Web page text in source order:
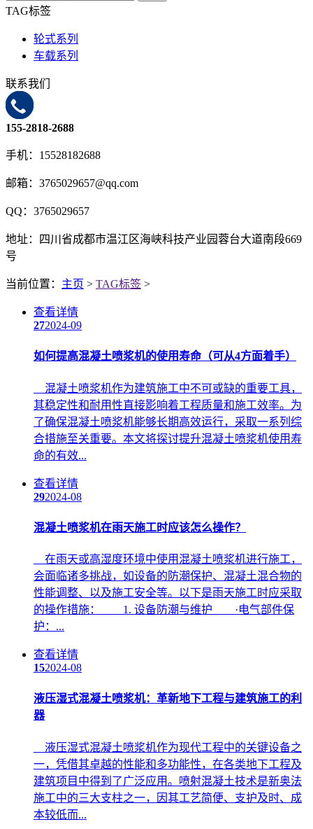
TAG标签
轮式系列
车载系列
联系我们
155-2818-2688
手机：15528182688
邮箱：3765029657@qq.com
QQ：3765029657
地址：四川省成都市温江区海峡科技产业园蓉台大道南段669
号
当前位置： 主页 > TAG标签 >
查看详情
272024-09
如何提高混凝土喷浆机的使用寿命（可从4方面着手）
混凝土喷浆机作为建筑施工中不可或缺的重要工具，
其稳定性和耐用性直接影响着工程质量和施工效率。为
了确保混凝土喷浆机能够长期高效运行，采取一系列综
合措施至关重要。本文将探讨提升混凝土喷浆机使用寿
命的有效...
查看详情
292024-08
混凝土喷浆机在雨天施工时应该怎么操作？
在雨天或高湿度环境中使用混凝土喷浆机进行施工，
会面临诸多挑战，如设备的防潮保护、混凝土混合物的
性能调整、以及施工安全等。以下是雨天施工时应采取
的操作措施： 1. 设备防潮与维护 ·电气部件保
护：...
查看详情
152024-08
液压湿式混凝土喷浆机：革新地下工程与建筑施工的利
器
液压湿式混凝土喷浆机作为现代工程中的关键设备之
一，凭借其卓越的性能和多功能性，在各类地下工程及
建筑项目中得到了广泛应用。喷射混凝土技术是新奥法
施工中的三大支柱之一，因其工艺简便、支护及时、成
本较低而...